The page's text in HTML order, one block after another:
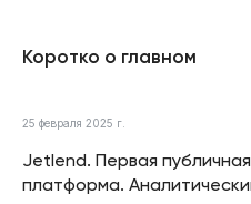
Коротко о главном
25 февраля 2025 г.
Jetlend. Первая
платформа.